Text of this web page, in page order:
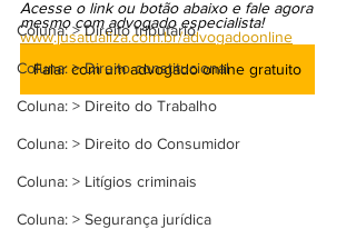
Coluna: > Direito tributário
Coluna: > Direito constitucional
Coluna: > Direito do Trabalho
Coluna: > Direito do Consumidor
Coluna: > Litígios criminais
Coluna: > Segurança jurídica
Acesse o link ou botão abaixo e fale agora
mesmo com advogado especialista!
www.jusatualiza.com.br/advogadoonline
Falar com um advogado online gratuito